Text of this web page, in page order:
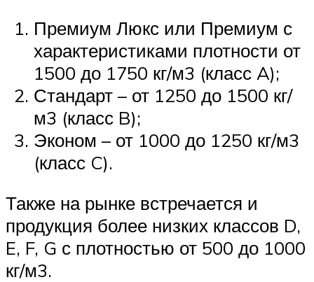
Премиум Люкс или Премиум с
характеристиками плотности от
1500 до 1750 кг/м3 (класс A);
Стандарт – от 1250 до 1500 кг/
м3 (класс B);
Эконом – от 1000 до 1250 кг/м3
(класс C).
Также на рынке встречается и
продукция более низких классов D,
E, F, G с плотностью от 500 до 1000
кг/м3.